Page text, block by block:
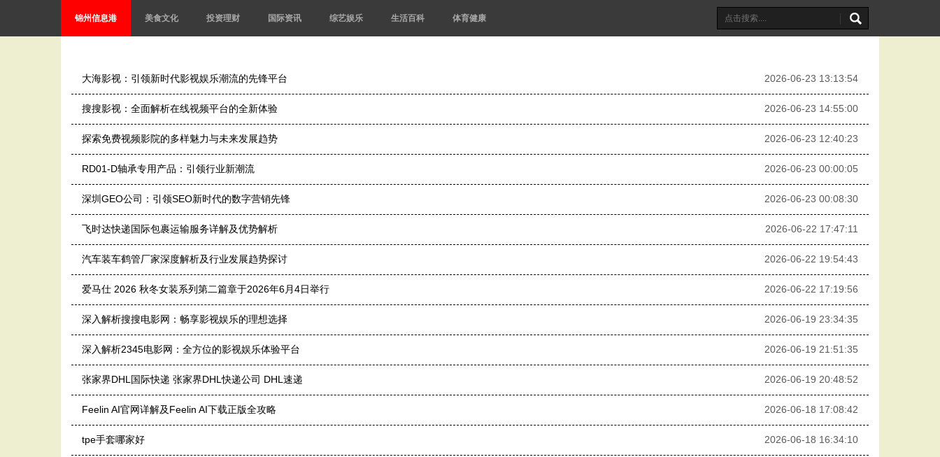
锦州信息港 美食文化 投资理财 国际资讯 综艺娱乐 生活百科 体育健康
大海影视：引领新时代影视娱乐潮流的先锋平台 2026-06-23 13:13:54
搜搜影视：全面解析在线视频平台的全新体验 2026-06-23 14:55:00
探索免费视频影院的多样魅力与未来发展趋势 2026-06-23 12:40:23
RD01-D轴承专用产品：引领行业新潮流 2026-06-23 00:00:05
深圳GEO公司：引领SEO新时代的数字营销先锋 2026-06-23 00:08:30
飞时达快递国际包裹运输服务详解及优势解析 2026-06-22 17:47:11
汽车装车鹤管厂家深度解析及行业发展趋势探讨 2026-06-22 19:54:43
爱马仕 2026 秋冬女装系列第二篇章于2026年6月4日举行 2026-06-22 17:19:56
深入解析搜搜电影网：畅享影视娱乐的理想选择 2026-06-19 23:34:35
深入解析2345电影网：全方位的影视娱乐体验平台 2026-06-19 21:51:35
张家界DHL国际快递 张家界DHL快递公司 DHL速递 2026-06-19 20:48:52
Feelin AI官网详解及Feelin AI下载正版全攻略 2026-06-18 17:08:42
tpe手套哪家好 2026-06-18 16:34:10